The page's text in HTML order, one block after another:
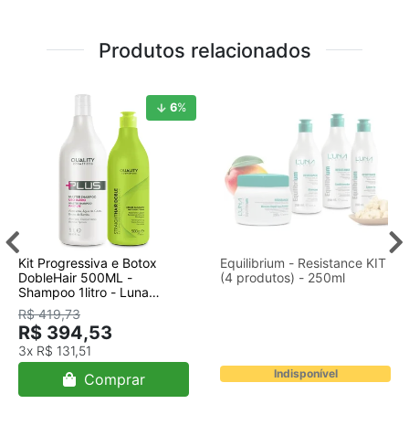
Produtos relacionados
6%
Kit Progressiva e Botox
DobleHair 500ML -
Shampoo 1litro - Luna
System
R$ 419,73
R$ 394,53
3x R$ 131,51
Comprar
Equilibrium - Resistance KIT
(4 produtos) - 250ml
Indisponível